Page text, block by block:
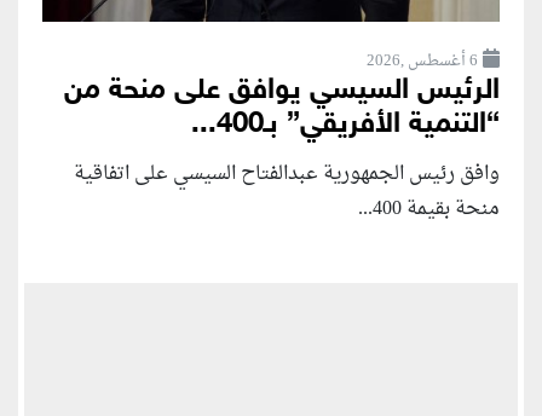
6 أغسطس ,2026
الرئيس السيسي يوافق على منحة من
“التنمية الأفريقي” بـ400...
وافق رئيس الجمهورية عبدالفتاح السيسي على اتفاقية
منحة بقيمة 400...